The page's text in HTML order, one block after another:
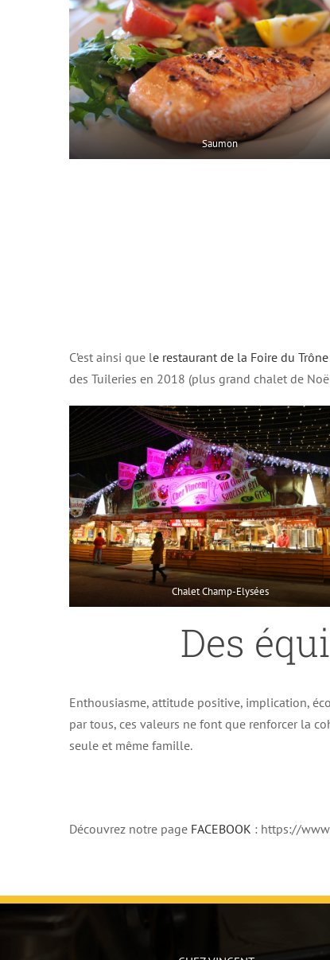
Saumon
C’est ainsi que le restaurant de la Foire du Trône
des Tuileries en 2018 (plus grand chalet de
Chalet Champ-Elysées
Des
Enthousiasme, attitude positive, implication,
par tous, ces valeurs ne font que renforcer la
seule et même famille.
Découvrez notre page FACEBOOK : https://